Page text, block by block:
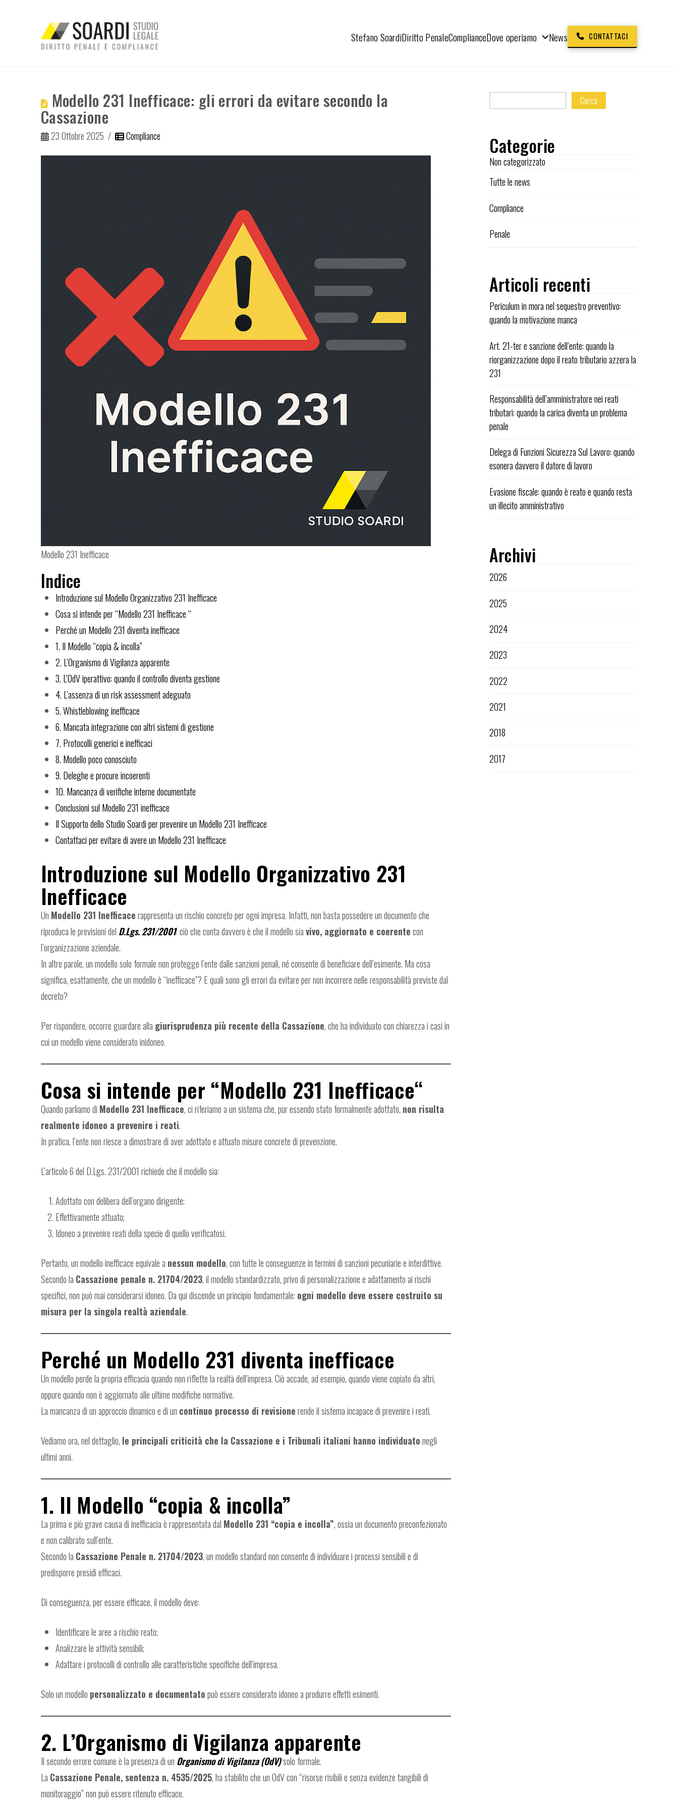
Stefano SoardiDiritto PenaleComplianceDove operiamo News CONTATTACI
Modello 231 Inefficace: gli errori da evitare secondo la
Cassazione
23 Ottobre 2025 Compliance
Modello 231 Inefficace
Indice
Introduzione sul Modello Organizzativo 231 Inefficace
Cosa si intende per “Modello 231 Inefficace “
Perché un Modello 231 diventa inefficace
1. Il Modello “copia & incolla”
2. L’Organismo di Vigilanza apparente
3. L’OdV iperattivo: quando il controllo diventa gestione
4. L’assenza di un risk assessment adeguato
5. Whistleblowing inefficace
6. Mancata integrazione con altri sistemi di gestione
7. Protocolli generici e inefficaci
8. Modello poco conosciuto
9. Deleghe e procure incoerenti
10. Mancanza di verifiche interne documentate
Conclusioni sul Modello 231 inefficace
Il Supporto dello Studio Soardi per prevenire un Modello 231 Inefficace
Contattaci per evitare di avere un Modello 231 Inefficace
Introduzione sul Modello Organizzativo 231
Inefficace
Un Modello 231 Inefficacerappresenta un rischio concreto per ogni impresa. Infatti, non basta possedere un documento che
riproduca le previsioni del D.Lgs. 231/2001: ciò che conta davvero è che il modello siavivo, aggiornato e coerentecon
l’organizzazione aziendale.
In altre parole, un modello solo formale non protegge l’ente dalle sanzioni penali, né consente di beneficiare dell’esimente. Ma cosa
significa, esattamente, che un modello è “inefficace”? E quali sono gli errori da evitare per non incorrere nelle responsabilità previste dal
decreto?
Per rispondere, occorre guardare alla giurisprudenza più recente della Cassazione, che ha individuato con chiarezza i casi in
cui un modello viene considerato inidoneo.
Cosa si intende per “Modello 231 Inefficace“
Quando parliamo di Modello 231 Inefficace, ci riferiamo a un sistema che, pur essendo stato formalmente adottato, non risulta
realmente idoneo a prevenire i reati.
In pratica, l’ente non riesce a dimostrare di aver adottato e attuato misure concrete di prevenzione.
L’articolo 6 del D.Lgs. 231/2001 richiede che il modello sia:
Adottato con delibera dell’organo dirigente;
Effettivamente attuato;
Idoneo a prevenire reati della specie di quello verificatosi.
Pertanto, un modello inefficace equivale a nessun modello, con tutte le conseguenze in termini di sanzioni pecuniarie e interdittive.
Secondo la Cassazione penale n. 21704/2023, il modello standardizzato, privo di personalizzazione e adattamento ai rischi
specifici, non può mai considerarsi idoneo. Da qui discende un principio fondamentale: ogni modello deve essere costruito su
misura per la singola realtà aziendale.
Perché un Modello 231 diventa inefficace
Un modello perde la propria efficacia quando non riflette la realtà dell’impresa. Ciò accade, ad esempio, quando viene copiato da altri,
oppure quando non è aggiornato alle ultime modifiche normative.
La mancanza di un approccio dinamico e di un continuo processo di revisionerende il sistema incapace di prevenire i reati.
Vediamo ora, nel dettaglio, le principali criticità che la Cassazione e i Tribunali italiani hanno individuatonegli
ultimi anni.
1. Il Modello “copia & incolla”
La prima e più grave causa di inefficacia è rappresentata dal Modello 231 “copia e incolla”, ossia un documento preconfezionato
e non calibrato sull’ente.
Secondo la Cassazione Penale n. 21704/2023, un modello standard non consente di individuare i processi sensibili e di
predisporre presidi efficaci.
Di conseguenza, per essere efficace, il modello deve:
Identificare le aree a rischio reato;
Analizzare le attività sensibili;
Adattare i protocolli di controllo alle caratteristiche specifiche dell’impresa.
Solo un modello personalizzato e documentatopuò essere considerato idoneo a produrre effetti esimenti.
2. L’Organismo di Vigilanza apparente
Il secondo errore comune è la presenza di un Organismo di Vigilanza (OdV)solo formale.
La Cassazione Penale, sentenza n. 4535/2025, ha stabilito che un OdV con “risorse risibili e senza evidenze tangibili di
monitoraggio” non può essere ritenuto efficace.
Cerca
Categorie
Non categorizzato
Tutte le news
Compliance
Penale
Articoli recenti
Periculum in mora nel sequestro preventivo:
quando la motivazione manca
Art. 21-ter e sanzione dell’ente: quando la
riorganizzazione dopo il reato tributario azzera la
231
Responsabilità dell’amministratore nei reati
tributari: quando la carica diventa un problema
penale
Delega di Funzioni Sicurezza Sul Lavoro: quando
esonera davvero il datore di lavoro
Evasione fiscale: quando è reato e quando resta
un illecito amministrativo
Archivi
2026
2025
2024
2023
2022
2021
2018
2017